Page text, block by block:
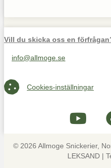
Vill du skicka oss en
Maila oss på info@allmoge.se
info@allmoge.se
Cookies-inställningar
Cookies-inställningar
© 2026 Allmoge Snickerier,
LEKSAND |